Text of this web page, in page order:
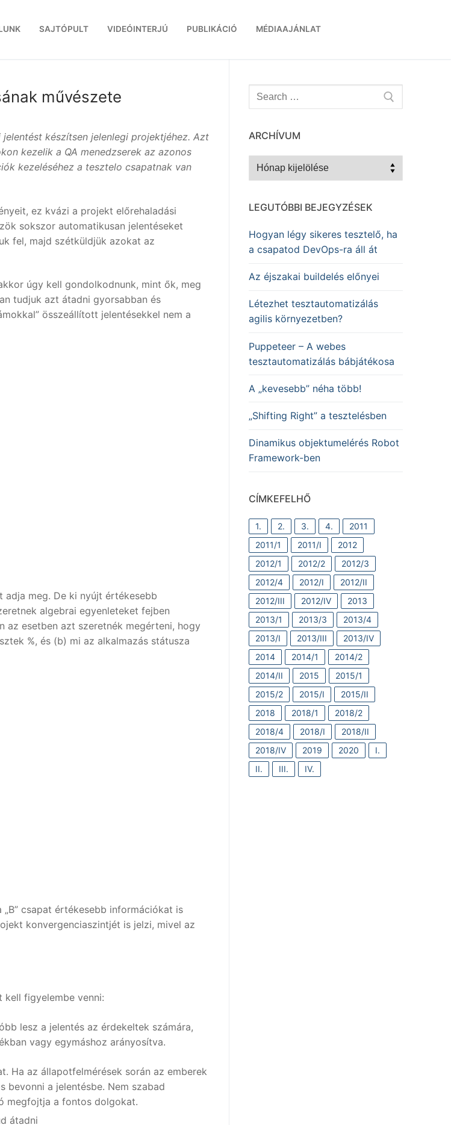
SAJTÓPULT VIDEÓINTERJÚ PUBLIKÁCIÓ MÉDIAAJÁNLAT
művészete
készítsen jelenlegi projektjéhez. Azt
kezelik a QA menedzserek az azonos
kezeléséhez a tesztelo csapatnak van
ez kvázi a projekt előrehaladási
sokszor automatikusan jelentéseket
fel, majd szétküldjük azokat az
úgy kell gondolkodnunk, mint ők, meg
tudjuk azt átadni gyorsabban és
összeállított jelentésekkel nem a
meg. De ki nyújt értékesebb
algebrai egyenleteket fejben
az esetben azt szeretnék megérteni, hogy
%, és (b) mi az alkalmazás státusza
csapat értékesebb információkat is
konvergenciaszintjét is jelzi, mivel az
kell figyelembe venni:
lesz a jelentés az érdekeltek számára,
vagy egymáshoz arányosítva.
Ha az állapotfelmérések során az emberek
bevonni a jelentésbe. Nem szabad
megfojtja a fontos dolgokat.
átadni
Keresése:
ARCHÍVUM
Archívum
LEGUTÓBBI BEJEGYZÉSEK
Hogyan légy sikeres tesztelő, ha
a csapatod DevOps-ra áll át
Az éjszakai buildelés előnyei
Létezhet tesztautomatizálás
agilis környezetben?
Puppeteer – A webes
tesztautomatizálás bábjátékosa
A „kevesebb” néha több!
„Shifting Right” a tesztelésben
Dinamikus objektumelérés Robot
Framework-ben
CÍMKEFELHŐ
1. 2. 3. 4.
2011
2011/1
2011/I
2012
2012/1
2012/2
2012/3
2012/4
2012/I
2012/II
2012/III
2012/IV
2013
2013/1
2013/3
2013/4
2013/I
2013/III
2013/IV
2014
2014/1
2014/2
2014/II
2015
2015/1
2015/2
2015/I
2015/II
2018
2018/1
2018/2
2018/4
2018/I
2018/II
2018/IV
2019 2020
I.
II.
III. IV.